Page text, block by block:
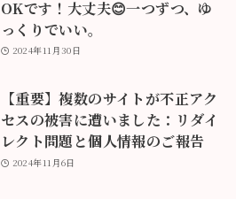
OKです！大丈夫😊一つずつ、ゆ
っくりでいい。
2024年11月30日
【重要】複数のサイトが不正アク
セスの被害に遭いました：リダイ
レクト問題と個人情報のご報告
2024年11月6日